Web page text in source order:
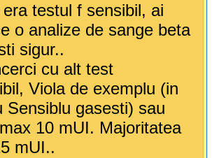
testul f sensibil, ai
o analize de sange beta
sigur..
cu alt test
Viola de exemplu (in
Sensiblu gasesti) sau
10 mUI. Majoritatea
mUI..